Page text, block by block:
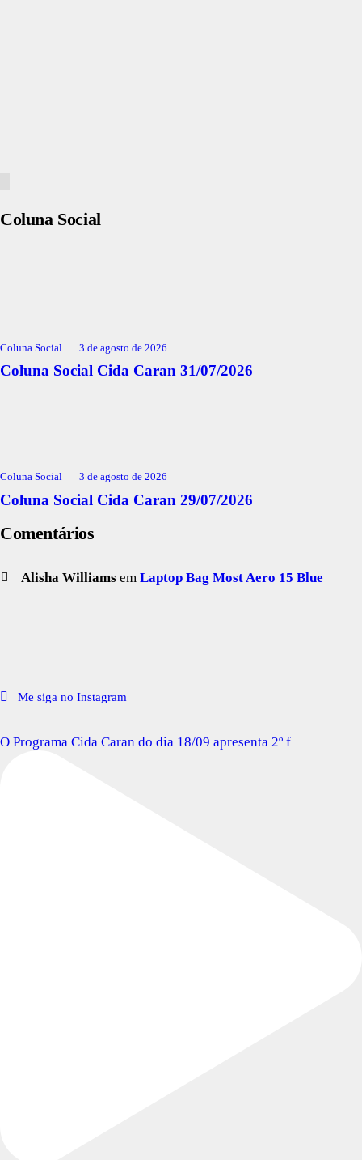
Coluna Social
Coluna Social 3 de agosto de 2026
Coluna Social Cida Caran 31/07/2026
Coluna Social 3 de agosto de 2026
Coluna Social Cida Caran 29/07/2026
Comentários
Alisha Williams emLaptop Bag Most Aero 15 Blue
Me siga no Instagram
O Programa Cida Caran do dia 18/09 apresenta 2º f